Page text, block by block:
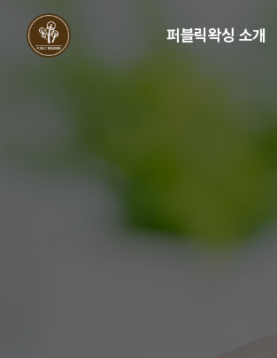
퍼블릭왁싱 소개